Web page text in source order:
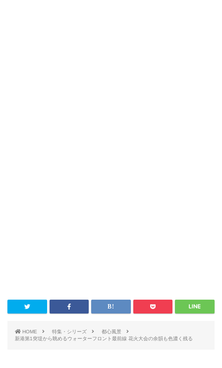
HOME 特集・シリーズ
都心風景
新港第1突堤から眺めるウォーターフロント最前線 花火大会の余韻も色濃く残る